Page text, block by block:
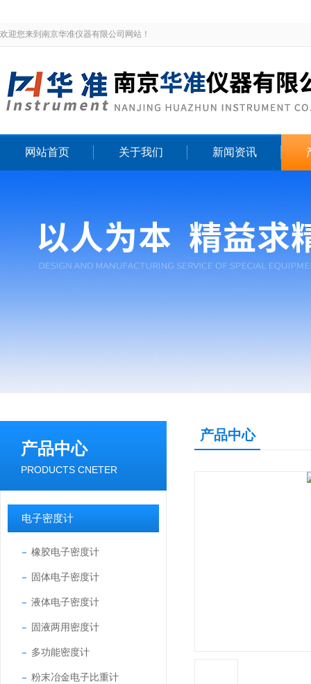
欢迎您来到南京华准仪器有限公司网站！
网站首页 关于我们 新闻资讯
产品中心
PRODUCTS CNETER
电子密度计
橡胶电子密度计
固体电子密度计
液体电子密度计
固液两用密度计
多功能密度计
粉末冶金电子比重计
产品中心